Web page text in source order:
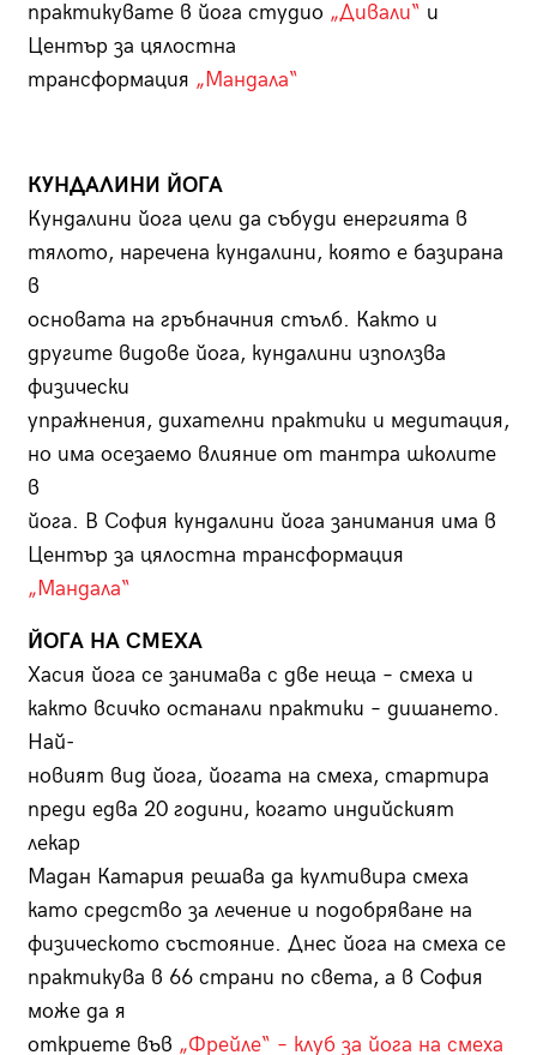
практикувате в йога студио „Дивали“ и
Център за цялостна
трансформация „Мандала“
КУНДАЛИНИ ЙОГА
Кундалини йога цели да събуди енергията в
тялото, наречена кундалини, която е базирана
в
основата на гръбначния стълб. Както и
другите видове йога, кундалини използва
физически
упражнения, дихателни практики и медитация,
но има осезаемо влияние от тантра школите
в
йога. В София кундалини йога занимания има в
Център за цялостна трансформация
„Мандала“
ЙОГА НА СМЕХА
Хасия йога се занимава с две неща – смеха и
както всичко останали практики – дишането.
Най-
новият вид йога, йогата на смеха, стартира
преди едва 20 години, когато индийският
лекар
Мадан Катария решава да култивира смеха
като средство за лечение и подобряване на
физическото състояние. Днес йога на смеха се
практикува в 66 страни по света, а в София
може да я
откриете във „Фрейле“ – клуб за йога на смеха